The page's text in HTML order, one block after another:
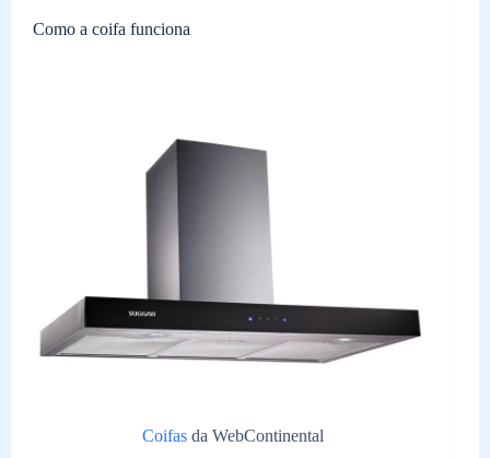
Como a coifa funciona
Coifasda WebContinental